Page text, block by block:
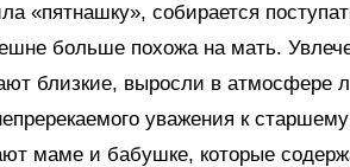
«пятнашку», собирается
больше похожа на мать.
близкие, выросли в атмосфере
уважения к
маме и бабушке, которые